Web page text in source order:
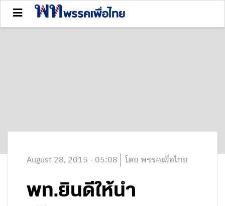
August 28, 2015 - 05:08 โดย พรรคเพื่อไทย
พท.ยินดีให้นำ